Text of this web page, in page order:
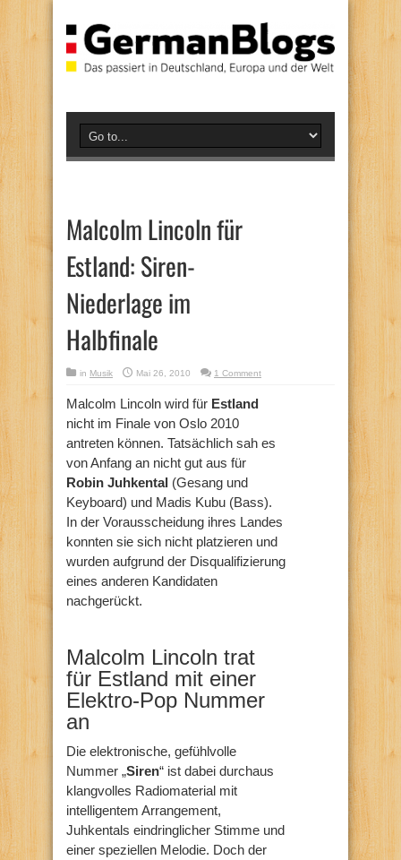
Malcolm Lincoln für
Estland: Siren-
Niederlage im
Halbfinale
in Musik Mai 26, 2010 1 Comment
Malcolm Lincoln wird für Estland
nicht im Finale von Oslo 2010
antreten können. Tatsächlich sah es
von Anfang an nicht gut aus für
Robin Juhkental (Gesang und
Keyboard) und Madis Kubu (Bass).
In der Vorausscheidung ihres Landes
konnten sie sich nicht platzieren und
wurden aufgrund der Disqualifizierung
eines anderen Kandidaten
nachgerückt.
Malcolm Lincoln trat
für Estland mit einer
Elektro-Pop Nummer
an
Die elektronische, gefühlvolle
Nummer „Siren“ ist dabei durchaus
klangvolles Radiomaterial mit
intelligentem Arrangement,
Juhkentals eindringlicher Stimme und
einer speziellen Melodie. Doch der